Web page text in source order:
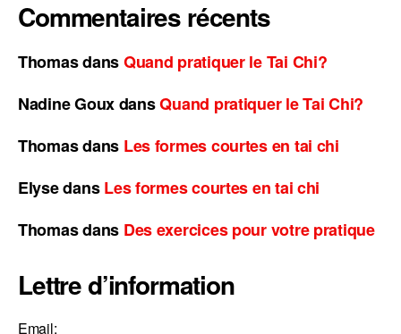
Commentaires récents
ThomasdansQuand pratiquer le Tai Chi?
Nadine GouxdansQuand pratiquer le Tai Chi?
Thomasdans Les formes courtes en tai chi
ElysedansLes formes courtes en tai chi
Thomasdans Des exercices pour votre pratique
Lettre d’information
Email: